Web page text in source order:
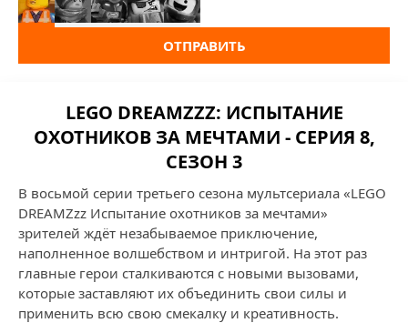
ОТПРАВИТЬ
LEGO DREAMZZZ: ИСПЫТАНИЕ
ОХОТНИКОВ ЗА МЕЧТАМИ - СЕРИЯ 8,
СЕЗОН 3
В восьмой серии третьего сезона мультсериала «LEGO
DREAMZzz Испытание охотников за мечтами»
зрителей ждёт незабываемое приключение,
наполненное волшебством и интригой. На этот раз
главные герои сталкиваются с новыми вызовами,
которые заставляют их объединить свои силы и
применить всю свою смекалку и креативность.